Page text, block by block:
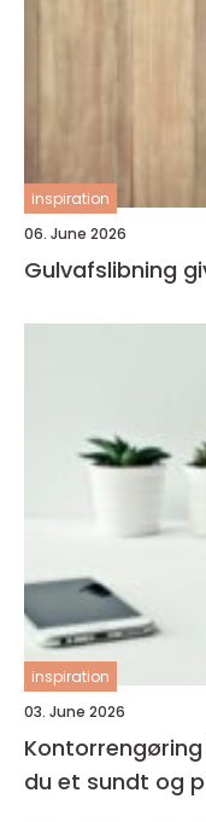
inspiration
06. June 2026
Gulvafslibning
inspiration
03. June 2026
du et sundt og